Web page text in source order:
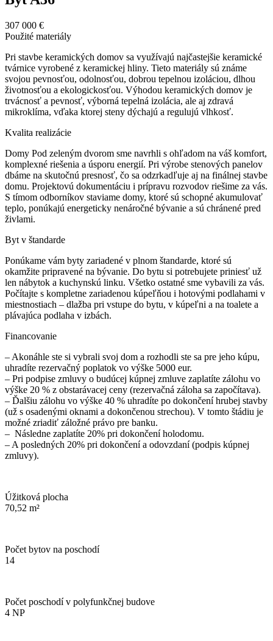
307 000 €
Použité materiály
Pri stavbe keramických domov sa využívajú najčastejšie keramické
tvárnice vyrobené z keramickej hliny. Tieto materiály sú známe
svojou pevnosťou, odolnosťou, dobrou tepelnou izoláciou, dlhou
životnosťou a ekologickosťou. Výhodou keramických domov je
trvácnosť a pevnosť, výborná tepelná izolácia, ale aj zdravá
mikroklíma, vďaka ktorej steny dýchajú a regulujú vlhkosť.
Kvalita realizácie
Domy Pod zeleným dvorom sme navrhli s ohľadom na váš komfort,
komplexné riešenia a úsporu energií. Pri výrobe stenových panelov
dbáme na skutočnú presnosť, čo sa odzrkadľuje aj na finálnej stavbe
domu. Projektovú dokumentáciu i prípravu rozvodov riešime za vás.
S tímom odborníkov staviame domy, ktoré sú schopné akumulovať
teplo, ponúkajú energeticky nenáročné bývanie a sú chránené pred
živlami.
Byt v štandarde
Ponúkame vám byty zariadené v plnom štandarde, ktoré sú
okamžite pripravené na bývanie. Do bytu si potrebujete priniesť už
len nábytok a kuchynskú linku. Všetko ostatné sme vybavili za vás.
Počítajte s kompletne zariadenou kúpeľňou i hotovými podlahami v
miestnostiach – dlažba pri vstupe do bytu, v kúpeľni a na toalete a
plávajúca podlaha v izbách.
Financovanie
– Akonáhle ste si vybrali svoj dom a rozhodli ste sa pre jeho kúpu,
uhradíte rezervačný poplatok vo výške 5000 eur.
– Pri podpise zmluvy o budúcej kúpnej zmluve zaplatíte zálohu vo
výške 20 % z obstarávacej ceny (rezervačná záloha sa započítava).
– Ďalšiu zálohu vo výške 40 % uhradíte po dokončení hrubej stavby
(už s osadenými oknami a dokončenou strechou). V tomto štádiu je
možné zriadiť záložné právo pre banku.
– Následne zaplatíte 20% pri dokončení holodomu.
– A posledných 20% pri dokončení a odovzdaní (podpis kúpnej
zmluvy).
Úžitková plocha
70,52 m²
Počet bytov na poschodí
14
Počet poschodí v polyfunkčnej budove
4 NP